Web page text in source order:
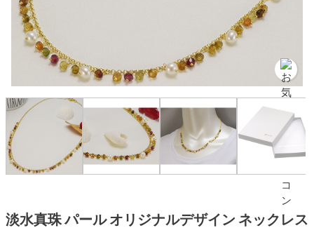
淡水真珠 パール オリジナルデザイン ネックレス